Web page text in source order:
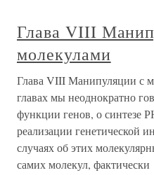
Глава VIII
молекулами
Глава VIII Манипуляции с
главах мы неоднократно
функции генов, о синтезе
реализации генетической
случаях об этих
самих молекул, фактически